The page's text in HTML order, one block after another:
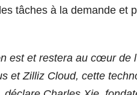
tâches à la demande et
est et restera au cœur de
et Zilliz Cloud, cette